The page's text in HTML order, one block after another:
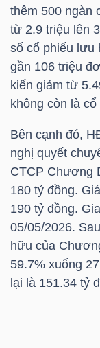
thêm 500 ngàn
từ 2.9 triệu lên
số cổ phiếu lưu
gần 106 triệu
kiến giảm từ
không còn là
Bên cạnh đó,
nghị quyết
CTCP Chương
180 tỷ đồng.
190 tỷ đồng.
05/05/2026.
hữu của
59.7% xuống
lại là 151.34 tỷ
PHÁI
SINH
TRÁI
PHIẾU
CÔNG
CỤ
ĐẦU
TƯ